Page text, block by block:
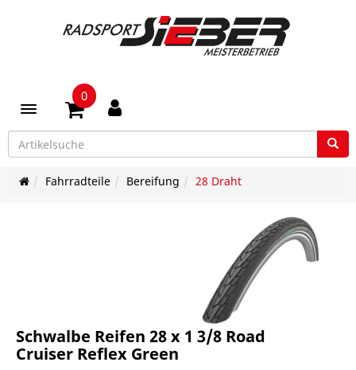
Toggle navigation
0
Fahrradteile Bereifung 28 Draht
Schwalbe Reifen 28 x 1 3/8 Road
Cruiser Reflex Green